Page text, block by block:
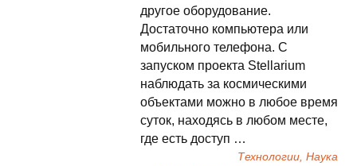
другое оборудование.
Достаточно компьютера или
мобильного телефона. С
запуском проекта Stellarium
наблюдать за космическими
объектами можно в любое время
суток, находясь в любом месте,
где есть доступ …
Технологии, Наука